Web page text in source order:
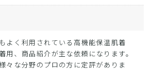
よく利用されている高機能保温肌着
用、商品紹介が主な依頼になります。
々な分野のプロの方に定評がありま